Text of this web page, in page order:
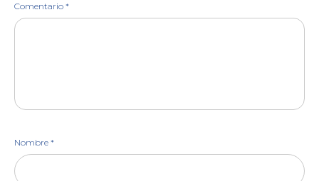
Comentario *
Nombre *